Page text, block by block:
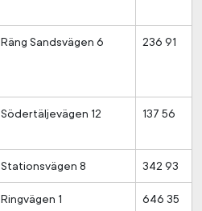
Räng Sandsvägen 6 236 91
Södertäljevägen 12 137 56
Stationsvägen 8 342 93
Ringvägen 1 646 35